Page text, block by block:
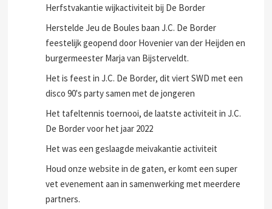
Herfstvakantie wijkactiviteit bij De Border
Herstelde Jeu de Boules baan J.C. De Border
feestelijk geopend door Hovenier van der Heijden en
burgermeester Marja van Bijsterveldt.
Het is feest in J.C. De Border, dit viert SWD met een
disco 90's party samen met de jongeren
Het tafeltennis toernooi, de laatste activiteit in J.C.
De Border voor het jaar 2022
Het was een geslaagde meivakantie activiteit
Houd onze website in de gaten, er komt een super
vet evenement aan in samenwerking met meerdere
partners.